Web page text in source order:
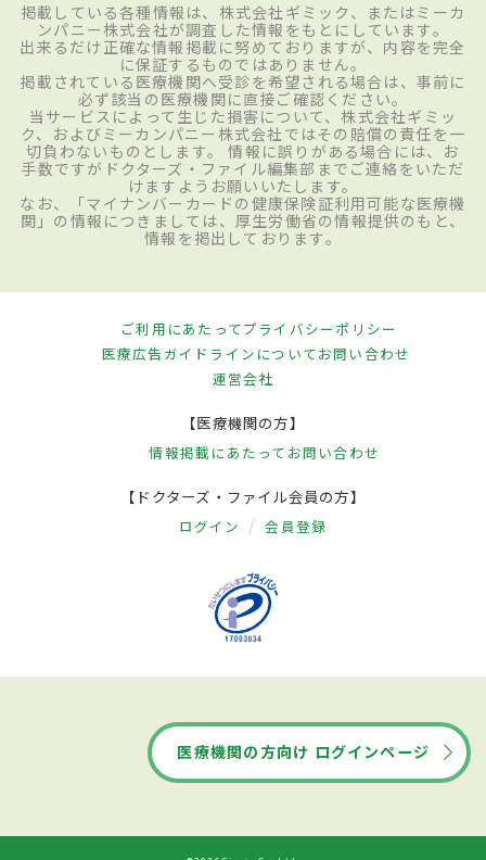
掲載している各種情報は、株式会社ギミック、またはミーカ
ンパニー株式会社が調査した情報をもとにしています。
出来るだけ正確な情報掲載に努めておりますが、内容を完全
に保証するものではありません。
掲載されている医療機関へ受診を希望される場合は、事前に
必ず該当の医療機関に直接ご確認ください。
当サービスによって生じた損害について、株式会社ギミッ
ク、およびミーカンパニー株式会社ではその賠償の責任を一
切負わないものとします。 情報に誤りがある場合には、お
手数ですがドクターズ・ファイル編集部までご連絡をいただ
けますようお願いいたします。
なお、「マイナンバーカードの健康保険証利用可能な医療機
関」の情報につきましては、厚生労働省の情報提供のもと、
情報を掲出しております。
ご利用にあたってプライバシーポリシー
医療広告ガイドラインについてお問い合わせ
運営会社
【医療機関の方】
情報掲載にあたって お問い合わせ
【ドクターズ・ファイル会員の方】
ログイン 会員登録
医療機関の方向け ログインページ